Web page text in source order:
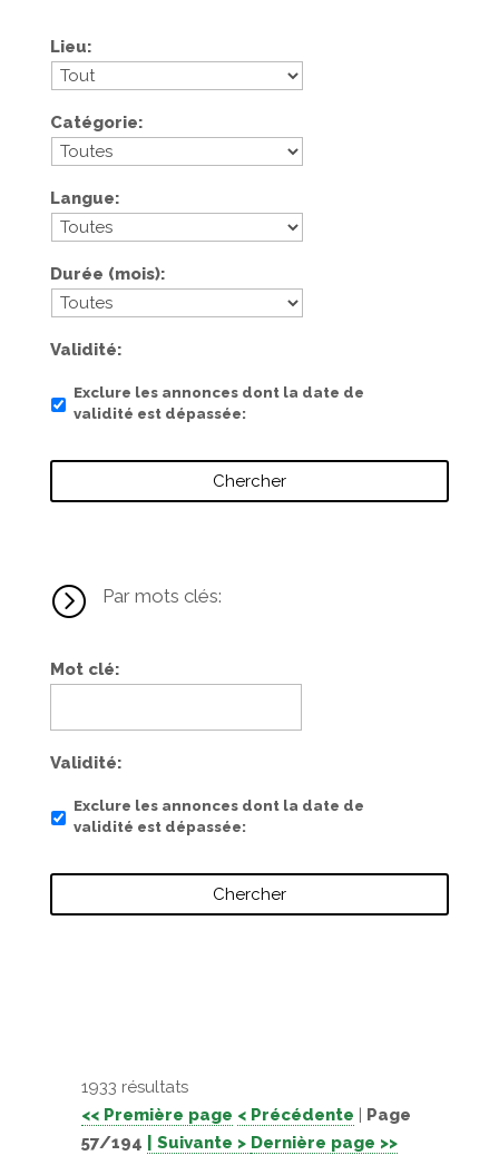
Lieu
Catégorie
Langue
Durée (mois)
Validité
Exclure les annonces dont la date de
validité est dépassée
= Par mots clés:
Mot clé
Validité
Exclure les annonces dont la date de
validité est dépassée
1933 résultats
<< Première page < Précédente | Page
57/194
| Suivante > Dernière page >>